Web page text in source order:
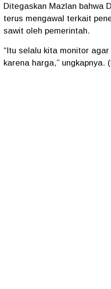
Ditegaskan Mazlan bahwa
terus mengawal terkait
sawit oleh pemerintah.
“Itu selalu kita monitor
karena harga,” ungkapnya.